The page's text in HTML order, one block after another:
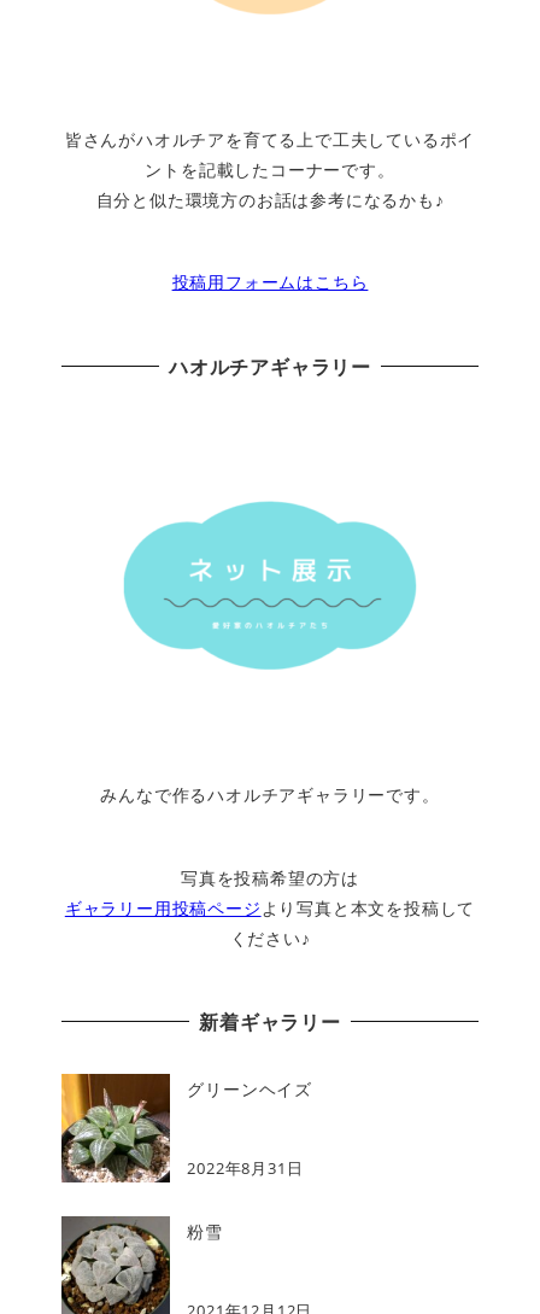
皆さんがハオルチアを育てる上で工夫しているポイ
ントを記載したコーナーです。
自分と似た環境方のお話は参考になるかも♪
投稿用フォームはこちら
ハオルチアギャラリー
みんなで作るハオルチアギャラリーです。
写真を投稿希望の方は
ギャラリー用投稿ページ より写真と本文を投稿して
ください♪
新着ギャラリー
グリーンヘイズ
2022年8月31日
粉雪